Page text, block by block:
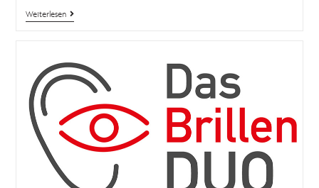
Weiterlesen